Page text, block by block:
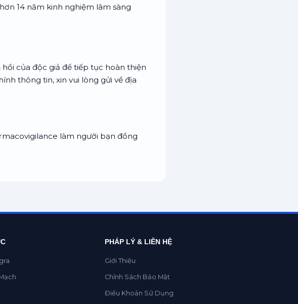
14 năm kinh nghiệm lâm sàng
của độc giả để tiếp tục hoàn thiện
thông tin, xin vui lòng gửi về địa
làm người bạn đồng
PHÁP LÝ & LIÊN HỆ
Giới Thiệu
Chính Sách Bảo Mật
Điều Khoản Sử Dụng